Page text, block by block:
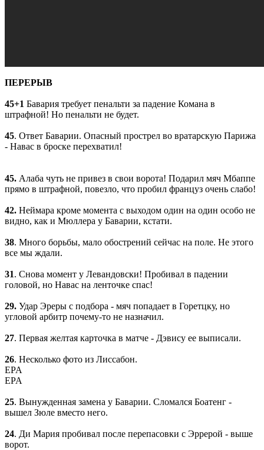
ПЕРЕРЫВ
45+1 Бавария требует пенальти за падение Комана в
штрафной! Но пенальти не будет.
45. Ответ Баварии. Опасный прострел во вратарскую Парижа
- Навас в броске перехватил!
45. Алаба чуть не привез в свои ворота! Подарил мяч Мбаппе
прямо в штрафной, повезло, что пробил француз очень слабо!
42. Неймара кроме момента с выходом один на один особо не
видно, как и Мюллера у Баварии, кстати.
38. Много борьбы, мало обострений сейчас на поле. Не этого
все мы ждали.
31. Снова момент у Левандовски! Пробивал в падении
головой, но Навас на ленточке спас!
29. Удар Эреры с подбора - мяч попадает в Горетцку, но
угловой арбитр почему-то не назначил.
27. Первая желтая карточка в матче - Дэвису ее выписали.
26. Несколько фото из Лиссабон.
EPA
EPA
25. Вынужденная замена у Баварии. Сломался Боатенг -
вышел Зюле вместо него.
24. Ди Мария пробивал после перепасовки с Эррерой - выше
ворот.